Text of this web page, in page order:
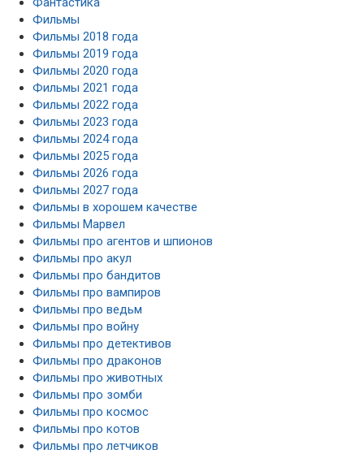
Фильмы
Фильмы 2018 года
Фильмы 2019 года
Фильмы 2020 года
Фильмы 2021 года
Фильмы 2022 года
Фильмы 2023 года
Фильмы 2024 года
Фильмы 2025 года
Фильмы 2026 года
Фильмы 2027 года
Фильмы в хорошем качестве
Фильмы Марвел
Фильмы про агентов и шпионов
Фильмы про акул
Фильмы про бандитов
Фильмы про вампиров
Фильмы про ведьм
Фильмы про войну
Фильмы про детективов
Фильмы про драконов
Фильмы про животных
Фильмы про зомби
Фильмы про космос
Фильмы про котов
Фильмы про летчиков